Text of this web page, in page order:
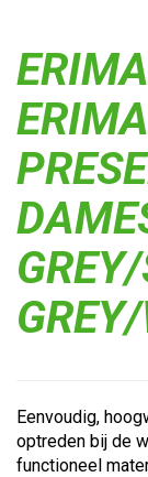
ERIMA
Eenvoudig,
optreden bij de
functioneel